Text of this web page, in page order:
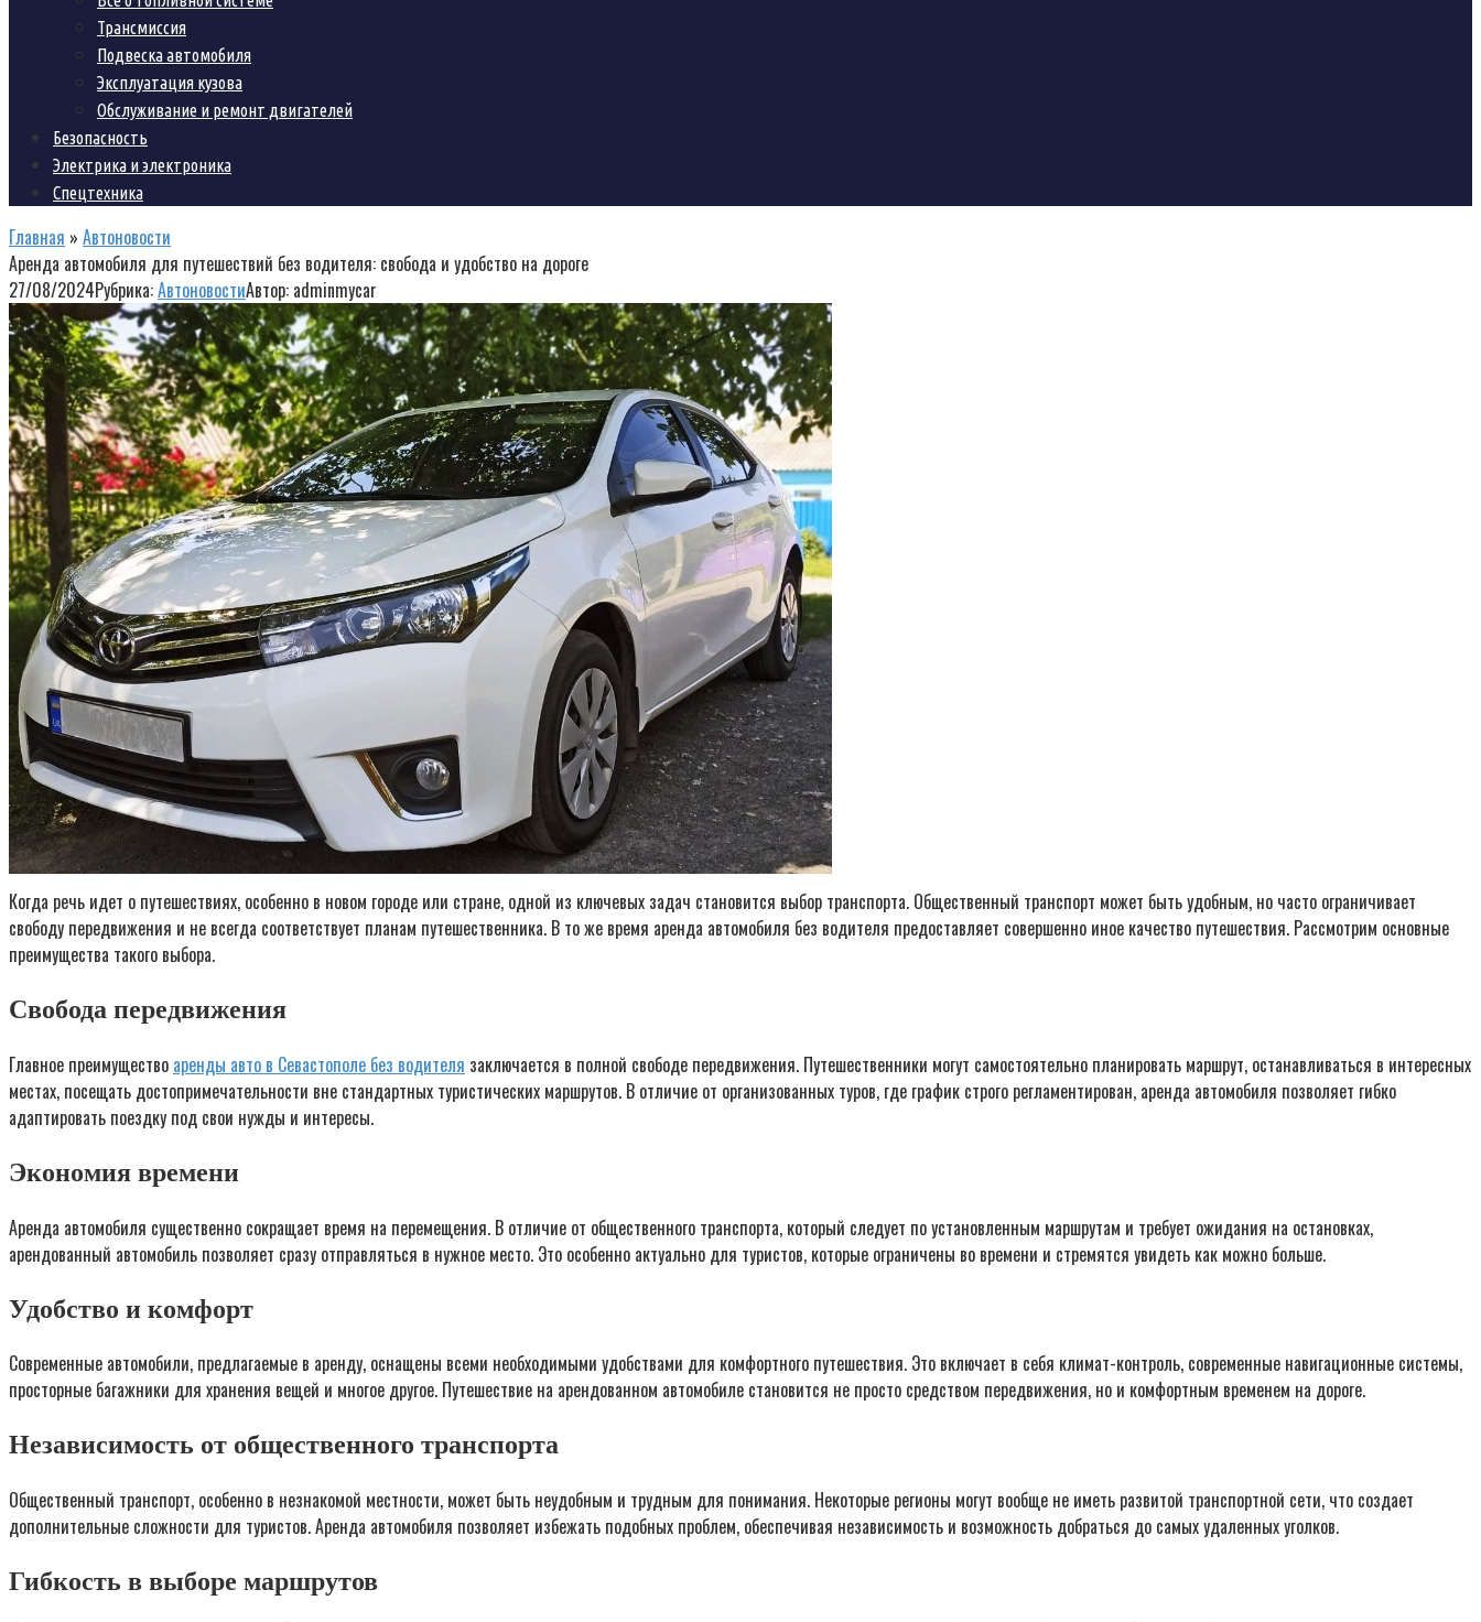
Трансмиссия
Подвеска автомобиля
Эксплуатация кузова
Обслуживание и ремонт двигателей
Безопасность
Электрика и электроника
Спецтехника
Главная » Автоновости
Аренда автомобиля для путешествий без водителя: свобода и удобство на дороге
27/08/2024Рубрика:АвтоновостиАвтор: adminmycar
Когда речь идет о путешествиях, особенно в новом городе или стране, одной из ключевых задач становится выбор транспорта. Общественный транспорт может быть удобным, но часто ограничивает
свободу передвижения и не всегда соответствует планам путешественника. В то же время аренда автомобиля без водителя предоставляет совершенно иное качество путешествия. Рассмотрим основные
преимущества такого выбора.
Свобода передвижения
Главное преимущество аренды авто в Севастополе без водителя заключается в полной свободе передвижения. Путешественники могут самостоятельно планировать маршрут, останавливаться в интересных
местах, посещать достопримечательности вне стандартных туристических маршрутов. В отличие от организованных туров, где график строго регламентирован, аренда автомобиля позволяет гибко
адаптировать поездку под свои нужды и интересы.
Экономия времени
Аренда автомобиля существенно сокращает время на перемещения. В отличие от общественного транспорта, который следует по установленным маршрутам и требует ожидания на остановках,
арендованный автомобиль позволяет сразу отправляться в нужное место. Это особенно актуально для туристов, которые ограничены во времени и стремятся увидеть как можно больше.
Удобство и комфорт
Современные автомобили, предлагаемые в аренду, оснащены всеми необходимыми удобствами для комфортного путешествия. Это включает в себя климат-контроль, современные навигационные системы,
просторные багажники для хранения вещей и многое другое. Путешествие на арендованном автомобиле становится не просто средством передвижения, но и комфортным временем на дороге.
Независимость от общественного транспорта
Общественный транспорт, особенно в незнакомой местности, может быть неудобным и трудным для понимания. Некоторые регионы могут вообще не иметь развитой транспортной сети, что создает
дополнительные сложности для туристов. Аренда автомобиля позволяет избежать подобных проблем, обеспечивая независимость и возможность добраться до самых удаленных уголков.
Гибкость в выборе маршрутов